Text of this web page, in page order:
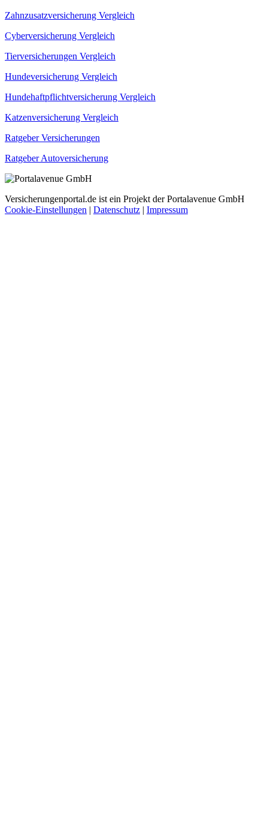
Zahnzusatzversicherung Vergleich
Cyberversicherung Vergleich
Tierversicherungen Vergleich
Hundeversicherung Vergleich
Hundehaftpflichtversicherung Vergleich
Katzenversicherung Vergleich
Ratgeber Versicherungen
Ratgeber Autoversicherung
Versicherungenportal.de ist ein Projekt der Portalavenue GmbH
Cookie-Einstellungen | Datenschutz | Impressum